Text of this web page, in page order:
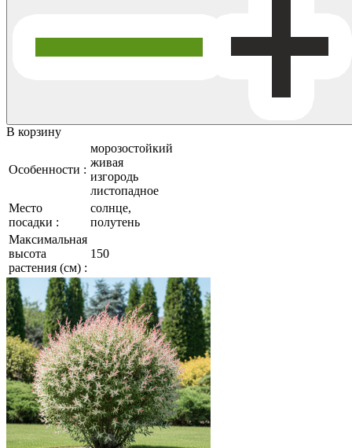
В корзину
Особенности :
морозостойкий
живая
изгородь
листопадное
Место
посадки :
солнце,
полутень
Максимальная
высота
растения (см) :
150